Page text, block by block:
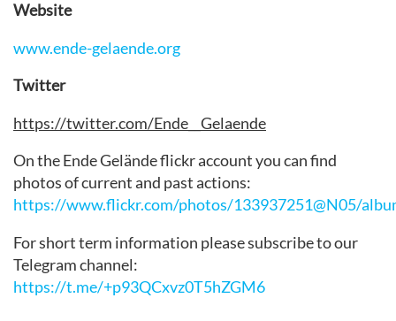
Website
www.ende-gelaende.org
Twitter
https://twitter.com/Ende__Gelaende
On the Ende Gelände flickr account you can find
photos of current and past actions:
https://www.flickr.com/photos/133937251@N05/
For short term information please subscribe to our
Telegram channel:
https://t.me/+p93QCxvz0T5hZGM6